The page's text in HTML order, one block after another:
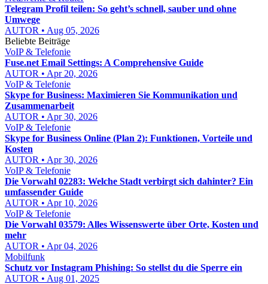
Telegram Profil teilen: So geht’s schnell, sauber und ohne
Umwege
AUTOR • Aug 05, 2026
Beliebte Beiträge
VoIP & Telefonie
Fuse.net Email Settings: A Comprehensive Guide
AUTOR • Apr 20, 2026
VoIP & Telefonie
Skype for Business: Maximieren Sie Kommunikation und
Zusammenarbeit
AUTOR • Apr 30, 2026
VoIP & Telefonie
Skype for Business Online (Plan 2): Funktionen, Vorteile und
Kosten
AUTOR • Apr 30, 2026
VoIP & Telefonie
Die Vorwahl 02283: Welche Stadt verbirgt sich dahinter? Ein
umfassender Guide
AUTOR • Apr 10, 2026
VoIP & Telefonie
Die Vorwahl 03579: Alles Wissenswerte über Orte, Kosten und
mehr
AUTOR • Apr 04, 2026
Mobilfunk
Schutz vor Instagram Phishing: So stellst du die Sperre ein
AUTOR • Aug 01, 2025